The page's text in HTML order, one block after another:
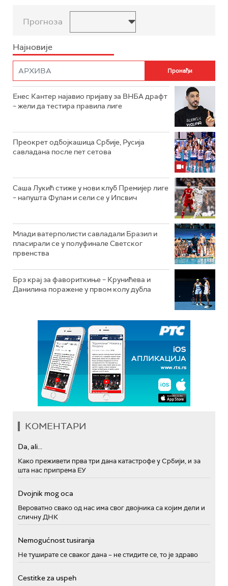
Прогноза
Најновије
Енес Кантер најавио пријаву за ВНБА драфт
– жели да тестира правила лиге
Преокрет одбојкашица Србије, Русија
савладана после пет сетова
Саша Лукић стиже у нови клуб Премијер лиге
– напушта Фулам и сели се у Ипсвич
Млади ватерполисти савладали Бразил и
пласирали се у полуфинале Светског
првенства
Брз крај за фавориткиње – Крунићева и
Данилина поражене у првом колу дубла
КОМЕНТАРИ
Da, ali...
Како преживети прва три дана катастрофе у Србији, и за
шта нас припрема ЕУ
Dvojnik mog oca
Вероватно свако од нас има свог двојника са којим дели и
сличну ДНК
Nemogućnost tusiranja
Не туширате се сваког дана – не стидите се, то је здраво
Cestitke za uspeh